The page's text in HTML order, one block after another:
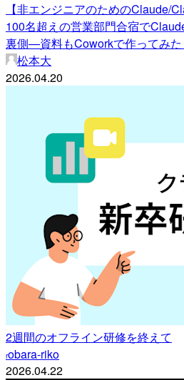
【非エンジニアのためのClaude/
100名超えの営業部門合宿で
裏側—資料もCoworkで作ってみた
松本大
2026.04.20
2週間のオフライン研修を終えて
robara-riko
2026.04.22